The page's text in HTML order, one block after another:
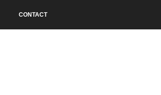
CONTACT